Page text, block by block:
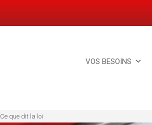
VOS BESOINS
que dit la loi